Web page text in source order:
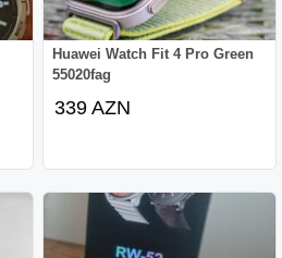
Huawei Watch Fit 4 Pro Green
55020fag
339 AZN